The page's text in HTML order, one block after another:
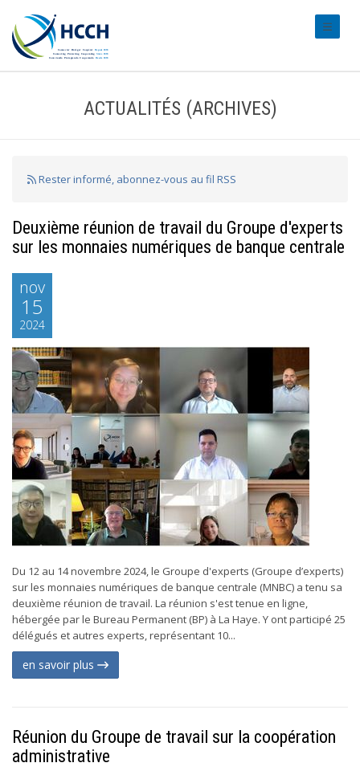
ACTUALITÉS (ARCHIVES)
Rester informé, abonnez-vous au fil RSS
Deuxième réunion de travail du Groupe d'experts
sur les monnaies numériques de banque centrale
nov
15
2024
Du 12 au 14 novembre 2024, le Groupe d'experts (Groupe d’experts)
sur les monnaies numériques de banque centrale (MNBC) a tenu sa
deuxième réunion de travail. La réunion s'est tenue en ligne,
hébergée par le Bureau Permanent (BP) à La Haye. Y ont participé 25
délégués et autres experts, représentant 10...
en savoir plus
Réunion du Groupe de travail sur la coopération
administrative